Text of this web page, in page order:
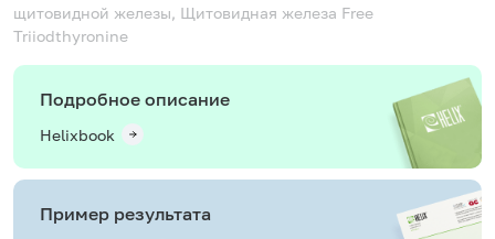
щитовидной железы, Щитовидная железа Free
Triiodthyronine
Подробное описание
Helixbook
Пример результата